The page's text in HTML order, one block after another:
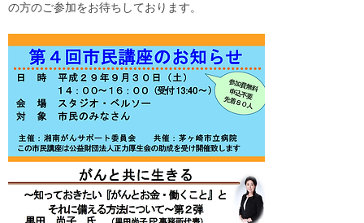
の方のご参加をお待ちしております。